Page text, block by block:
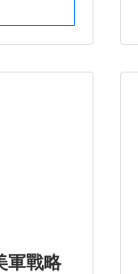
軍戰略